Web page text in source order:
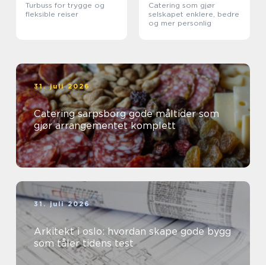
Turbuss for trygge og
fleksible reiser
Catering som gjør
selskapet enklere, bedre
og mer personlig
31. juli 2026
Catering sarpsborg gode måltider som
gjør arrangementet komplett
31. juli 2026
Arkitekt i oslo: hvordan skape gode bygg
som tåler tidens test